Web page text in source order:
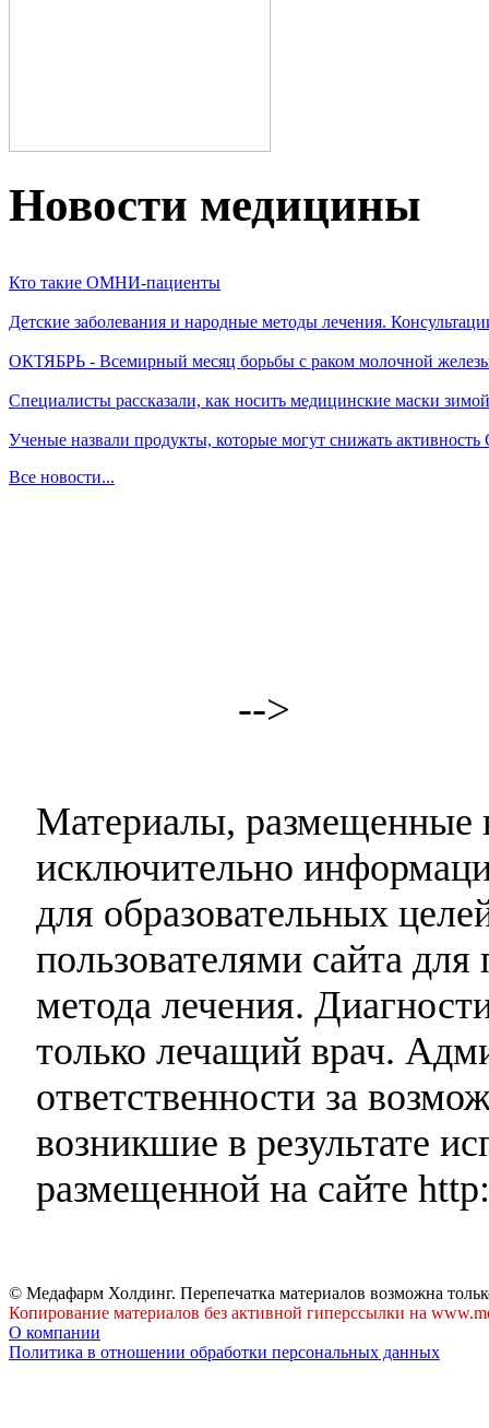
Новости медицины
Кто такие ОМНИ-пациенты
Детские заболевания и народные методы лечения.
ОКТЯБРЬ - Всемирный месяц борьбы с раком молочной
Специалисты рассказали, как носить медицинские маски зимой
Ученые назвали продукты, которые могут снижать
Все новости...
-->
Материалы, размещенные
исключительно
для образовательных
пользователями сайта
метода лечения.
только лечащий врач.
ответственности за
возникшие в результате
размещенной на сайте
© Медафарм Холдинг. Перепечатка материалов возможна
Копирование материалов без активной гиперссылки на
О компании
Политика в отношении обработки персональных данных